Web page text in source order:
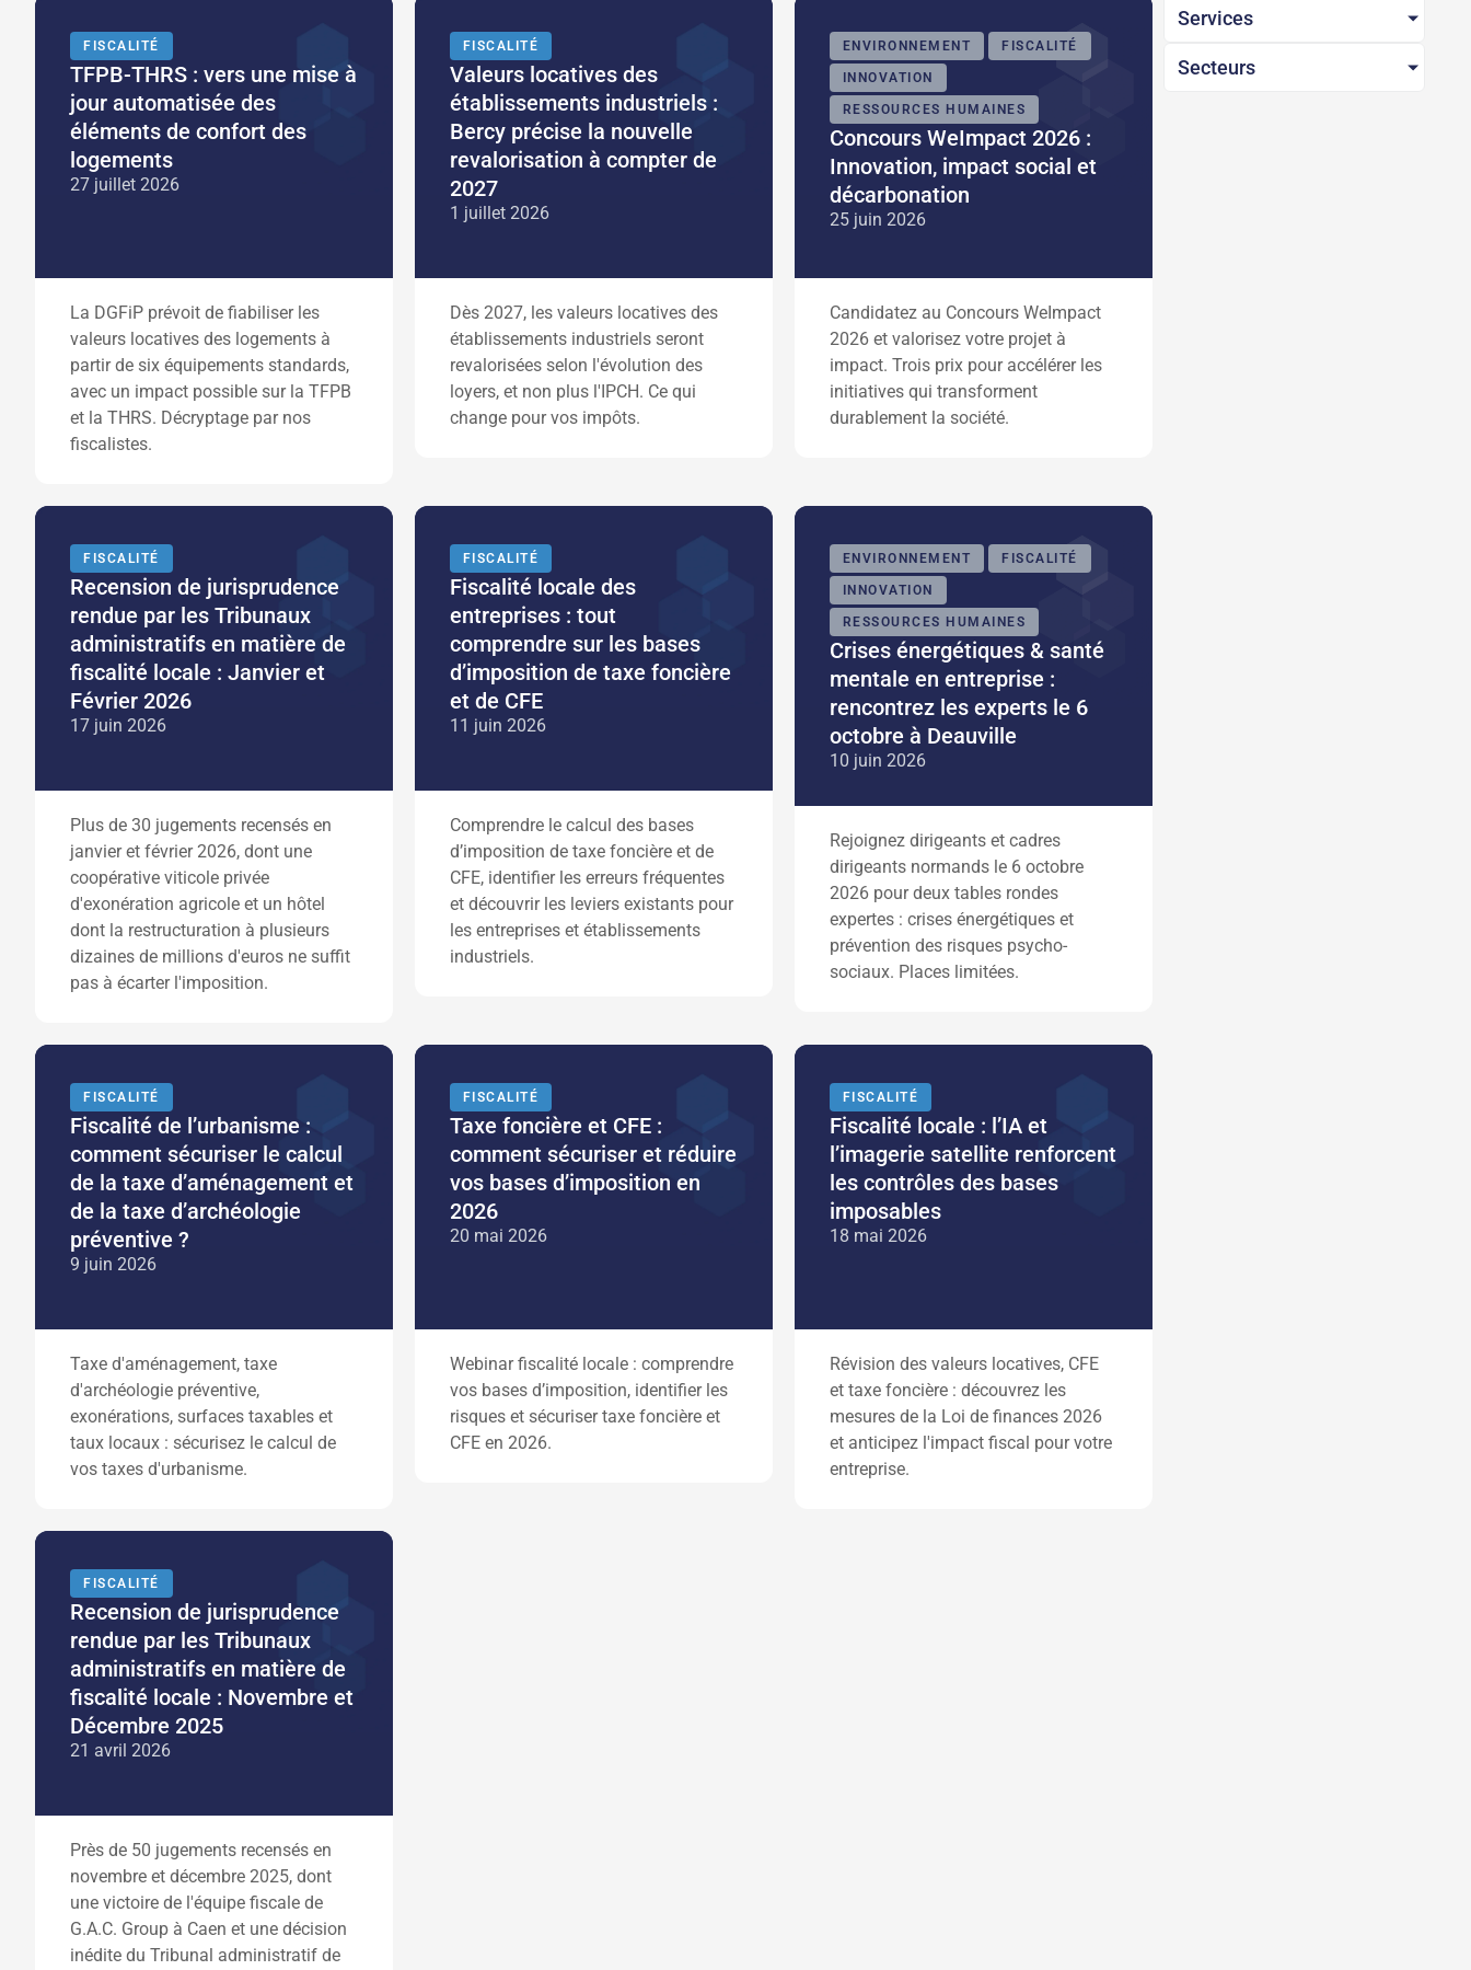
FISCALITÉ
TFPB-THRS : vers une mise à
jour automatisée des
éléments de confort des
logements
27 juillet 2026
La DGFiP prévoit de fiabiliser les
valeurs locatives des logements à
partir de six équipements standards,
avec un impact possible sur la TFPB
et la THRS. Décryptage par nos
fiscalistes.
FISCALITÉ
Valeurs locatives des
établissements industriels :
Bercy précise la nouvelle
revalorisation à compter de
2027
1 juillet 2026
Dès 2027, les valeurs locatives des
établissements industriels seront
revalorisées selon l'évolution des
loyers, et non plus l'IPCH. Ce qui
change pour vos impôts.
ENVIRONNEMENT FISCALITÉ
INNOVATION
RESSOURCES HUMAINES
Concours WeImpact 2026 :
Innovation, impact social et
décarbonation
25 juin 2026
Candidatez au Concours WeImpact
2026 et valorisez votre projet à
impact. Trois prix pour accélérer les
initiatives qui transforment
durablement la société.
FISCALITÉ
Recension de jurisprudence
rendue par les Tribunaux
administratifs en matière de
fiscalité locale : Janvier et
Février 2026
17 juin 2026
Plus de 30 jugements recensés en
janvier et février 2026, dont une
coopérative viticole privée
d'exonération agricole et un hôtel
dont la restructuration à plusieurs
dizaines de millions d'euros ne suffit
pas à écarter l'imposition.
FISCALITÉ
Fiscalité locale des
entreprises : tout
comprendre sur les bases
d’imposition de taxe foncière
et de CFE
11 juin 2026
Comprendre le calcul des bases
d’imposition de taxe foncière et de
CFE, identifier les erreurs fréquentes
et découvrir les leviers existants pour
les entreprises et établissements
industriels.
ENVIRONNEMENT FISCALITÉ
INNOVATION
RESSOURCES HUMAINES
Crises énergétiques & santé
mentale en entreprise :
rencontrez les experts le 6
octobre à Deauville
10 juin 2026
Rejoignez dirigeants et cadres
dirigeants normands le 6 octobre
2026 pour deux tables rondes
expertes : crises énergétiques et
prévention des risques psycho-
sociaux. Places limitées.
FISCALITÉ
Fiscalité de l’urbanisme :
comment sécuriser le calcul
de la taxe d’aménagement et
de la taxe d’archéologie
préventive ?
9 juin 2026
Taxe d'aménagement, taxe
d'archéologie préventive,
exonérations, surfaces taxables et
taux locaux : sécurisez le calcul de
vos taxes d'urbanisme.
FISCALITÉ
Taxe foncière et CFE :
comment sécuriser et réduire
vos bases d’imposition en
2026
20 mai 2026
Webinar fiscalité locale : comprendre
vos bases d’imposition, identifier les
risques et sécuriser taxe foncière et
CFE en 2026.
FISCALITÉ
Fiscalité locale : l’IA et
l’imagerie satellite renforcent
les contrôles des bases
imposables
18 mai 2026
Révision des valeurs locatives, CFE
et taxe foncière : découvrez les
mesures de la Loi de finances 2026
et anticipez l'impact fiscal pour votre
entreprise.
FISCALITÉ
Recension de jurisprudence
rendue par les Tribunaux
administratifs en matière de
fiscalité locale : Novembre et
Décembre 2025
21 avril 2026
Près de 50 jugements recensés en
novembre et décembre 2025, dont
une victoire de l'équipe fiscale de
G.A.C. Group à Caen et une décision
inédite du Tribunal administratif de
Services
Secteurs